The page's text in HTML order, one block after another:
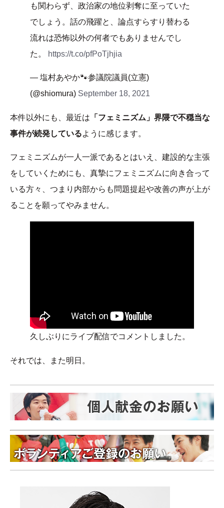
も関わらず、政治家の地位剥奪に至っていた
でしょう。話の飛躍と、論点すらすり替わる
流れは恐怖以外の何者でもありませんでし
た。
https://t.co/pfPoTjhjia
— 塩村あやか🐾参議院議員(立憲)
(@shiomura) September 18, 2021
本件以外にも、最近は 「フェミニズム」界隈で不穏当な
事件が続発しているように感じます。
フェミニズムが一人一派であるとはいえ、建設的な主張
をしていくためにも、真摯にフェミニズムに向き合って
いる方々、つまり内部からも問題提起や改善の声が上が
ることを願ってやみません。
久しぶりにライブ配信でコメントしました。
それでは、また明日。